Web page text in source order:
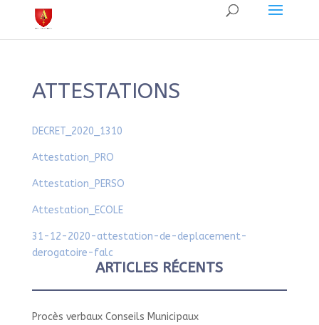
ATTESTATIONS
DECRET_2020_1310
Attestation_PRO
Attestation_PERSO
Attestation_ECOLE
31-12-2020-attestation-de-deplacement-
derogatoire-falc
ARTICLES RÉCENTS
Procès verbaux Conseils Municipaux